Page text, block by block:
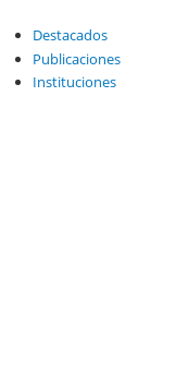
Destacados
Publicaciones
Instituciones